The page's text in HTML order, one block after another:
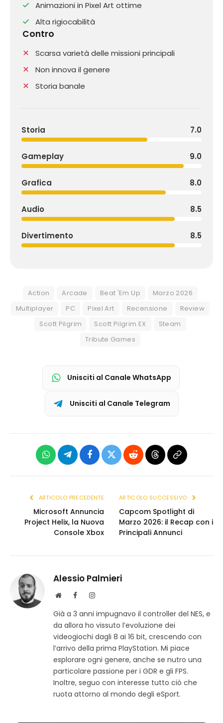
Animazioni in Pixel Art ottime
Alta rigiocabilità
Contro
Scarsa varietà delle missioni principali
Non innova il genere
Storia banale
Storia 7.0
Gameplay 9.0
Grafica 8.0
Audio 8.5
Divertimento 8.5
Action Arcade Beat 'Em Up
Marzo 2026
Multiplayer
PC Pixel Art Recensione
Review
Scott Pilgrim
Scott Pilgrim EX
Steam
Tribute Games
Unisciti al Canale WhatsApp
Unisciti al Canale Telegram
WhatsAppTelegramFacebook
X
RedditThreadsCopia
ARTICOLO PRECEDENTE
Microsoft Annuncia
Project Helix, la Nuova
Console Xbox
ARTICOLO SUCCESSIVO
Capcom Spotlight di
Marzo 2026: il Recap con i
Principali Annunci
Alessio Palmieri
S
t
o
w
F
c
e
b
k
I
s
t
a
r
a
m
Già a 3 anni impugnavo il controller del NES, e
da allora ho vissuto l’evoluzione dei
videogiochi dagli 8 ai 16 bit, crescendo con
l’arrivo della prima PlayStation. Mi piace
esplorare ogni genere, anche se nutro una
particolare passione per i GDR e gli FPS.
Inoltre, seguo con interesse tutto ciò che
ruota attorno al mondo degli eSport.